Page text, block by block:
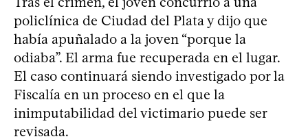
policlínica de Ciudad del Plata y dijo que
había apuñalado a la joven “porque la
odiaba”. El arma fue recuperada en el lugar.
El caso continuará siendo investigado por la
Fiscalía en un proceso en el que la
inimputabilidad del victimario puede ser
revisada.